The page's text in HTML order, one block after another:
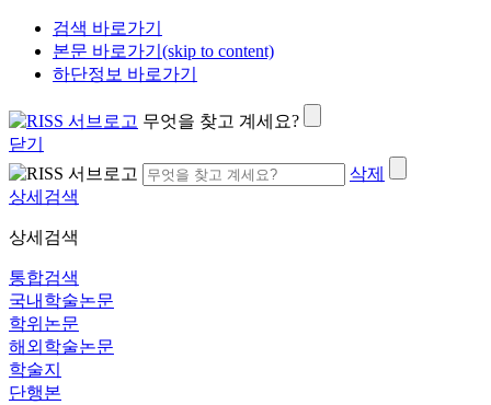
검색 바로가기
본문 바로가기(skip to content)
하단정보 바로가기
무엇을 찾고 계세요?
닫기
삭제
상세검색
상세검색
통합검색
국내학술논문
학위논문
해외학술논문
학술지
단행본